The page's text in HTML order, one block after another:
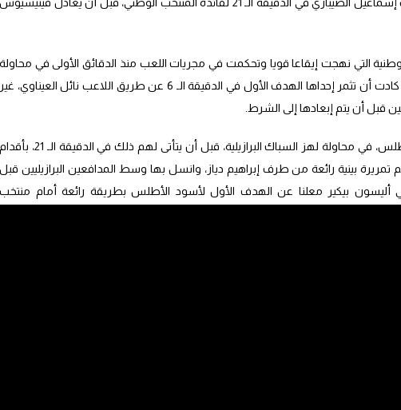
التي نهجت إيقاعا قويا وتحكمت في مجريات اللعب منذ الدقائق الأولى في محاولة
لوعوعة الدفاع البرازيلي، عبر محاولات كادت أن تثمر إحداها الهدف الأول في الدقيقة الـ 6 عن طريق اللاعب نائل العيناوي، غير
قبل أن يتم إبعادها إلى الشرط.
وتوالت بعد ذلك، محاولات أسود الأطلس، في محاولة لهز السباك البرازيلية، قبل أن يتأتى لهم ذلك في الدقيقة الـ 21، بأقدام
تمريرة بينية رائعة من طرف إبراهيم دياز، وانسل بها وسط المدافعين البرازيليين قبل
أليسون بيكير معلنا عن الهدف الأول لأسود الأطلس بطريقة رائعة أمام منتخب
بعد هذا الهدف، بل استمر في الضغط على دفاعات البرازيل في محاولة لمضاعفة النتيجة
التي أرهقت منتخب البرازيل.
اللاعب فينيسيوس من تسجيل هدف التعادل للمنتخب البرازيلي في الدقيقة الـ
الجهة اليمنى، توغل بها نحو مرمى المنتخب الوطني قبل أن يراوغ اللاعب نائل العيناوي،
ياسين بونو.
ضغطه على شباك الحارس أليسون بيكير، لتسجيل هدف التقدم، وقد كان قريبا من